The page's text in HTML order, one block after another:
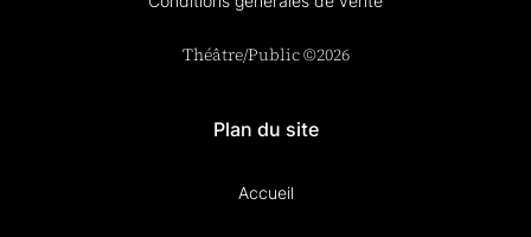
Théâtre/Public ©2026
Plan du site
Accueil